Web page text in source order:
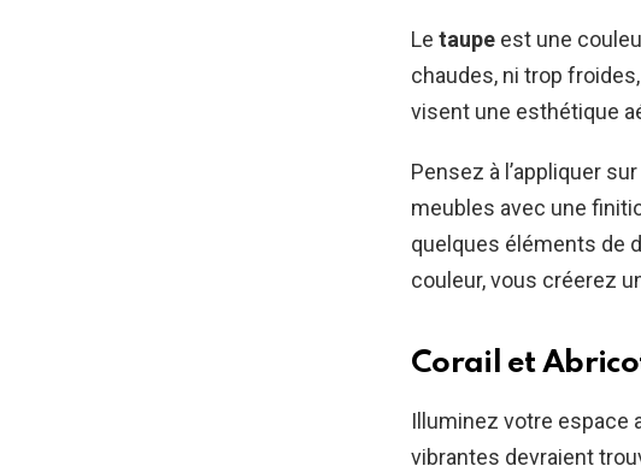
Le taupe est une
chaudes, ni trop
visent une esthétique
Pensez à l’appliquer
meubles avec une
quelques éléments de
couleur, vous créerez
Corail et
Illuminez votre espace
vibrantes devraient